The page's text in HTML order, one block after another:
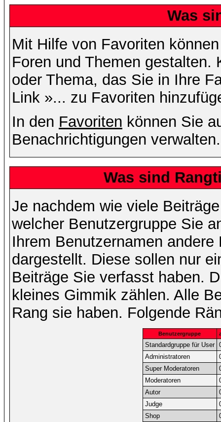
Was
Mit Hilfe von Favoriten
Foren und Themen
oder Thema, das Sie in Ihre
Link »... zu Favoriten
In den Favoriten können Sie
Benachrichtigungen verwalten.
Was sind
Je nachdem wie viele
welcher Benutzergruppe Sie
Ihrem Benutzernamen
dargestellt. Diese sollen nur
Beiträge Sie verfasst haben.
kleines Gimmik zählen. Alle
Rang sie haben. Folgende
Benutzergruppe
Standardgruppe für User
Administratoren
Super Moderatoren
Moderatoren
Autor
Judge
Shop